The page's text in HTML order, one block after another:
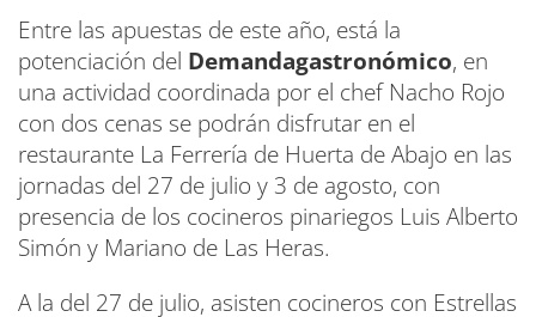
Entre las apuestas de este año, está la
potenciación del Demandagastronómico, en
una actividad coordinada por el chef Nacho Rojo
con dos cenas se podrán disfrutar en el
restaurante La Ferrería de Huerta de Abajo en las
jornadas del 27 de julio y 3 de agosto, con
presencia de los cocineros pinariegos Luis Alberto
Simón y Mariano de Las Heras.
A la del 27 de julio, asisten cocineros con Estrellas